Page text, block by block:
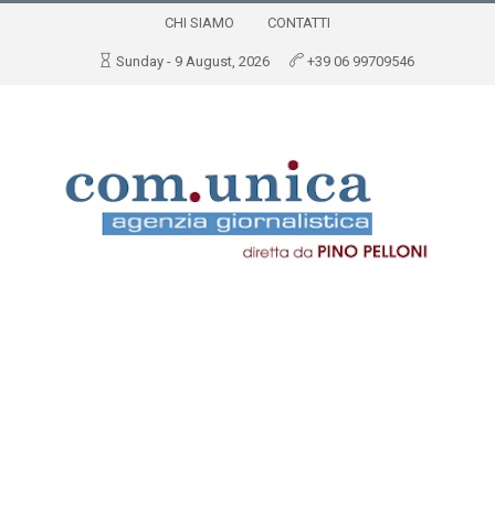
CHI SIAMO CONTATTI
Sunday - 9 August, 2026 +39 06 99709546